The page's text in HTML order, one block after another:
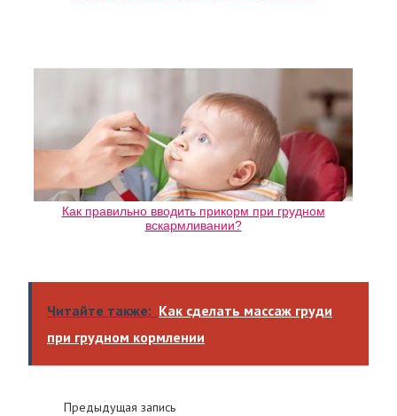
Как правильно вводить прикорм при грудном
вскармливании?
Читайте также: Как сделать массаж груди
при грудном кормлении
Предыдущая запись